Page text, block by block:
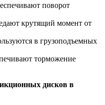
поворот
крутящий момент от
в грузоподъемных
торможение
дисков в